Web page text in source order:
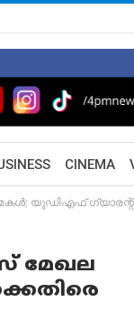
CINEMA
യുഡിഎഫ്
മേഖല